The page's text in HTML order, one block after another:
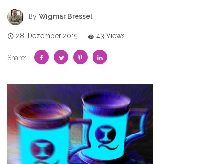
By Wigmar Bressel
28. Dezember 2019 43 Views
Share: